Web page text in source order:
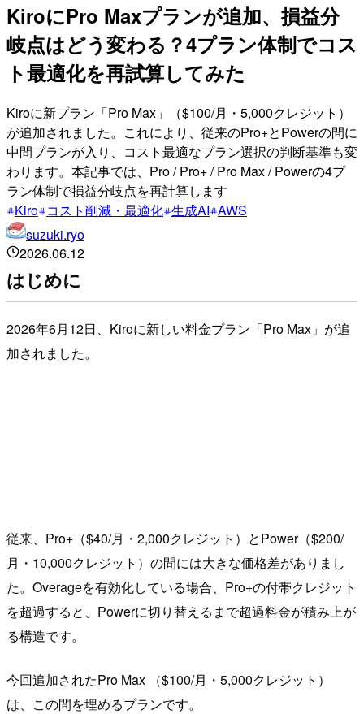
KiroにPro Maxプランが追加、損益分
岐点はどう変わる？4プラン体制でコス
ト最適化を再試算してみた
Kiroに新プラン「Pro Max」（$100/月・5,000クレジット）
が追加されました。これにより、従来のPro+とPowerの間に
中間プランが入り、コスト最適なプラン選択の判断基準も変
わります。本記事では、Pro / Pro+ / Pro Max / Powerの4プ
ラン体制で損益分岐点を再計算します
Kiro コスト削減・最適化 生成AI AWS
suzuki.ryo
2026.06.12
はじめに
2026年6月12日、Kiroに新しい料金プラン「Pro Max」が追
加されました。
従来、Pro+（$40/月・2,000クレジット）とPower（$200/
月・10,000クレジット）の間には大きな価格差がありまし
た。Overageを有効化している場合、Pro+の付帯クレジット
を超過すると、Powerに切り替えるまで超過料金が積み上が
る構造です。
今回追加されたPro Max （$100/月・5,000クレジット）
は、この間を埋めるプランです。